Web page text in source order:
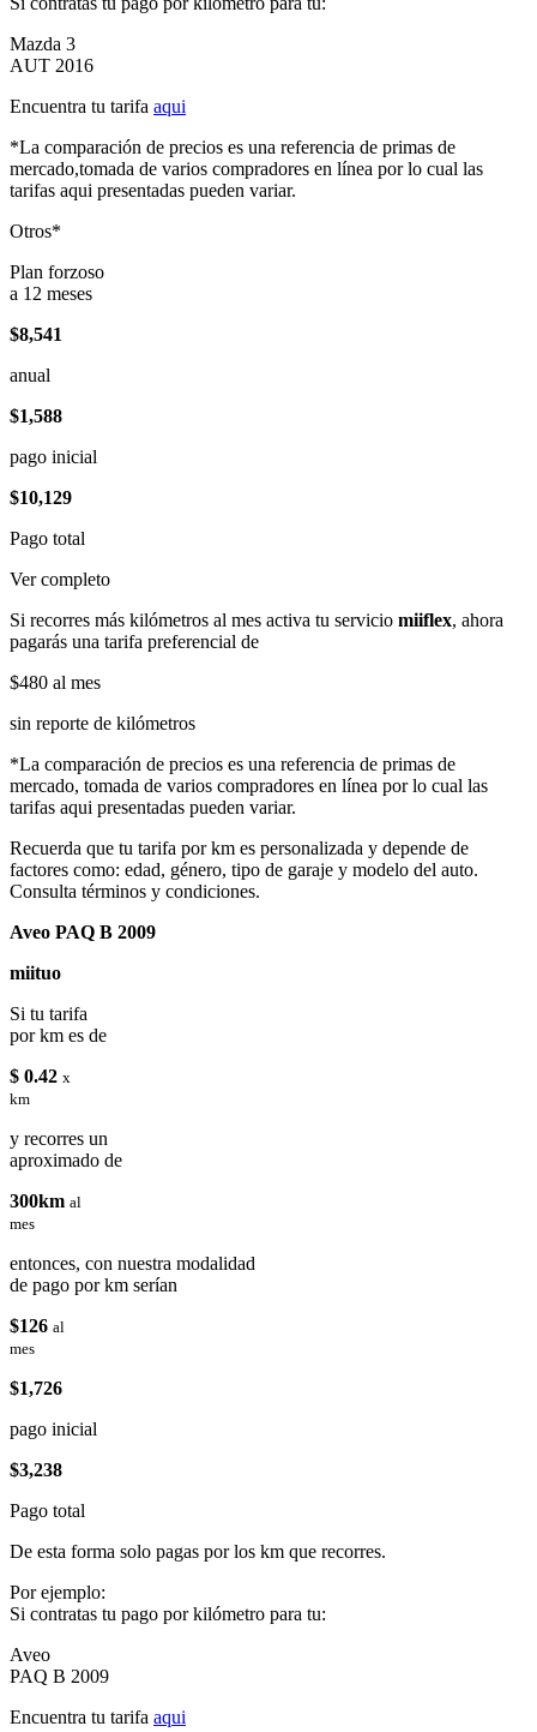
Mazda 3
AUT 2016
Encuentra tu tarifa aqui
*La comparación de precios es una referencia de primas de
mercado,tomada de varios compradores en línea por lo cual las
tarifas aqui presentadas pueden variar.
Otros*
Plan forzoso
a 12 meses
$8,541
anual
$1,588
pago inicial
$10,129
Pago total
Ver completo
Si recorres más kilómetros al mes activa tu servicio miiflex, ahora
pagarás una tarifa preferencial de
$480 al mes
sin reporte de kilómetros
*La comparación de precios es una referencia de primas de
mercado, tomada de varios compradores en línea por lo cual las
tarifas aqui presentadas pueden variar.
Recuerda que tu tarifa por km es personalizada y depende de
factores como: edad, género, tipo de garaje y modelo del auto.
Consulta términos y condiciones.
Aveo PAQ B 2009
miituo
Si tu tarifa
por km es de
$ 0.42 x
km
y recorres un
aproximado de
300km al
mes
entonces, con nuestra modalidad
de pago por km serían
$126 al
mes
$1,726
pago inicial
$3,238
Pago total
De esta forma solo pagas por los km que recorres.
Por ejemplo:
Si contratas tu pago por kilómetro para tu:
Aveo
PAQ B 2009
Encuentra tu tarifa aqui